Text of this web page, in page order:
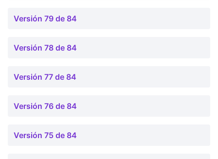
Versión 79 de 84
Versión 78 de 84
Versión 77 de 84
Versión 76 de 84
Versión 75 de 84